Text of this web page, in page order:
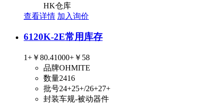
HK仓库
查看详情 加入询价
6120K-2E常用库存
1+ ￥80.41000+ ￥58
品牌OHMITE
数量2416
批号24+25+/26+27+
封装车规-被动器件